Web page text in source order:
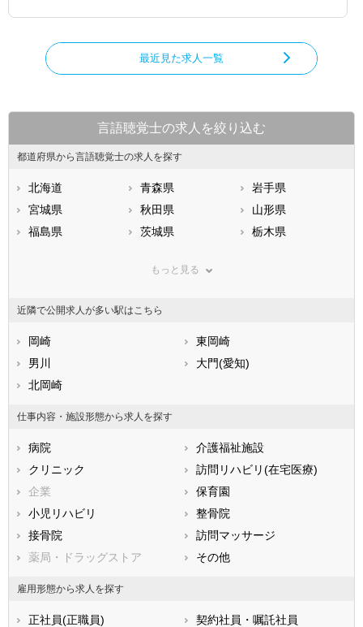
最近見た求人一覧
言語聴覚士の求人を絞り込む
都道府県から言語聴覚士の求人を探す
北海道 青森県
岩手県
宮城県
秋田県
山形県
福島県
茨城県
栃木県
神奈川県
石川県
福井県
静岡県
滋賀県
兵庫県
香川県
高知県
福岡県
長崎県
熊本県
鹿児島県
もっと見る
近隣で公開求人が多い駅はこちら
岡崎
東岡崎
男川
大門(愛知)
北岡崎
仕事内容・施設形態から求人を探す
病院
介護福祉施設
クリニック
訪問リハビリ(在宅医療)
企業
保育園
小児リハビリ
整骨院
接骨院
訪問マッサージ
薬局・ドラッグストア
その他
雇用形態から求人を探す
正社員(正職員)
契約社員・嘱託社員